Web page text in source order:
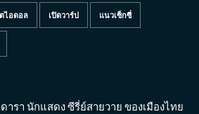
ไอดอล เปิดวาร์ป แนวเซ็กซี่
ารา นักแสดง ซีรี่ย์สายวาย ของเมืองไทย